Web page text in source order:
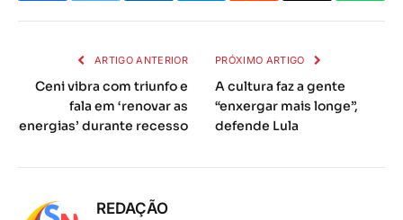
ARTIGO ANTERIOR
Ceni vibra com triunfo e
fala em ‘renovar as
energias’ durante recesso
PRÓXIMO ARTIGO
A cultura faz a gente
“enxergar mais longe”,
defende Lula
REDAÇÃO